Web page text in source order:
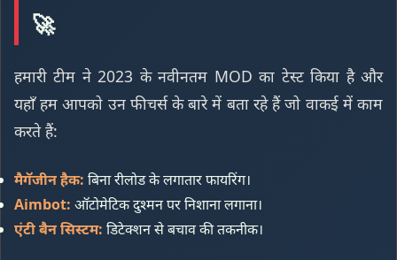
🚀
हमारी टीम ने 2023 के नवीनतम MOD का टेस्ट किया है और
यहाँ हम आपको उन फीचर्स के बारे में बता रहे हैं जो वाकई में काम
करते हैं:
मैगॅजीन हैक: बिना रीलोड के लगातार फायरिंग।
Aimbot: ऑटोमेटिक दुश्मन पर निशाना लगाना।
एंटी बैन सिस्टम: डिटेक्शन से बचाव की तकनीक।